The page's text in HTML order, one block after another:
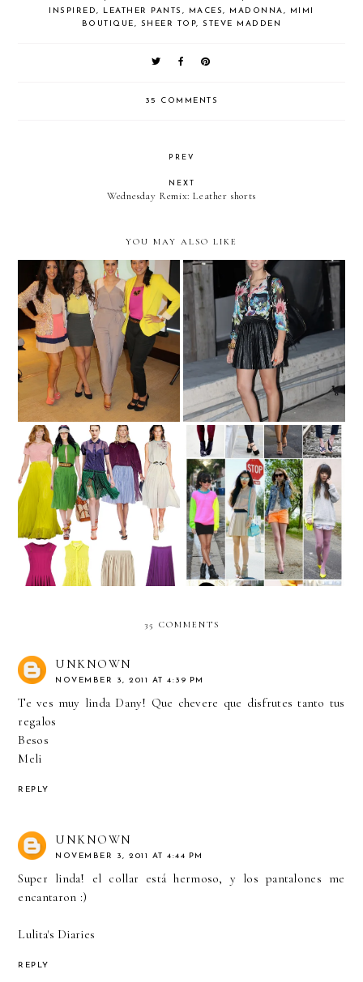
INSPIRED, LEATHER PANTS , MACES, MADONNA,
MIMI
BOUTIQUE, SHEER TOP,STEVE MADDEN
35 COMMENTS
PREV
NEXT
Wednesday Remix: Leather shorts
YOU MAY ALSO LIKE
"Ay Que Linda"-
Hispanicize!
Pleats at sea!
We challenge you to...
WEAR PLEATS!
We challenge you to...
WEAR NEON!
35 COMMENTS
UNKNOWN
NOVEMBER 3, 2011 AT 4:39 PM
Te ves muy linda Dany! Que chevere que disfrutes tanto tus
regalos
Besos
Meli
REPLY
UNKNOWN
NOVEMBER 3, 2011 AT 4:44 PM
Super linda! el collar está hermoso, y los pantalones me
encantaron :)
Lulita's Diaries
REPLY